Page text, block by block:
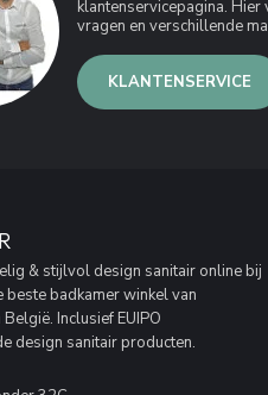
klantenservicepagina.
vragen en verschillende
KLANTENSERVICE
& stijlvol design sanitair online bij
badkamer winkel van
Inclusief EUIPO
design sanitair producten.